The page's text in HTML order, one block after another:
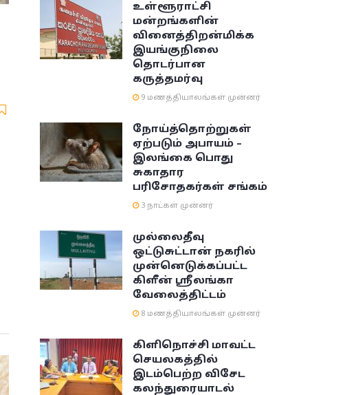
உள்ளூராட்சி
மன்றங்களின்
வினைத்திறன்மிக்க
இயங்குநிலை
தொடர்பான
கருத்தமர்வு
9 மணத்தியாலங்கள் முன்னர்
நோய்த்தொற்றுகள்
ஏற்படும் அபாயம் –
இலங்கை பொது
சுகாதார
பரிசோதகர்கள் சங்கம்
3 நாட்கள் முன்னர்
முல்லைதீவு
ஒட்டுசுட்டான் நகரில்
முன்னெடுக்கப்பட்ட
கிளீன் ஸ்ரீலங்கா
வேலைத்திட்டம்
8 மணத்தியாலங்கள் முன்னர்
கிளிநொச்சி மாவட்ட
செயலகத்தில்
இடம்பெற்ற விசேட
கலந்துரையாடல்